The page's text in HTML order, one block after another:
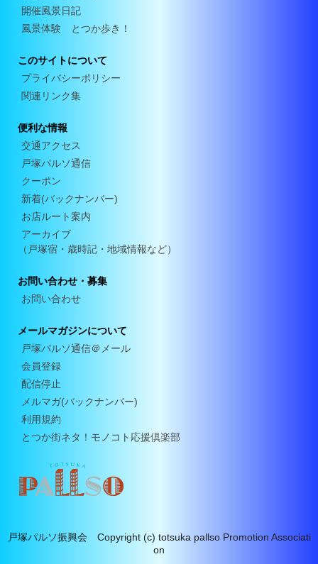
開催風景日記
風景体験 とつか歩き！
このサイトについて
プライバシーポリシー
関連リンク集
便利な情報
交通アクセス
戸塚パルソ通信
クーポン
新着(バックナンバー)
お店ルート案内
アーカイブ
（戸塚宿・歳時記・地域情報など）
お問い合わせ・募集
お問い合わせ
メールマガジンについて
戸塚パルソ通信＠メール
会員登録
配信停止
メルマガ(バックナンバー)
利用規約
とつか街ネタ！モノコト応援倶楽部
戸塚パルソ振興会 Copyright (c) totsuka pallso Promotion Associati
on